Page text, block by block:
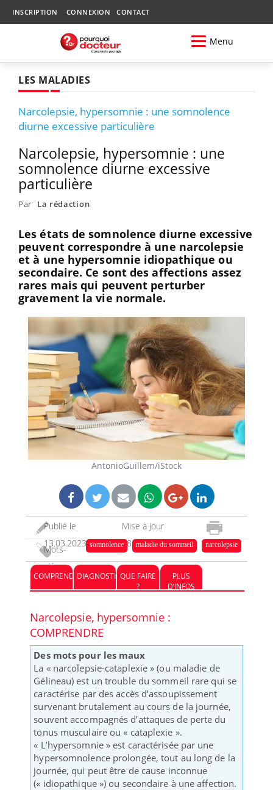
INSCRIPTION CONNEXION CONTACT
Menu
LES MALADIES
Narcolepsie, hypersomnie : une somnolence
diurne excessive particulière
Narcolepsie, hypersomnie : une
somnolence diurne excessive
particulière
Par La rédaction
Les états de somnolence diurne excessive
peuvent correspondre à une narcolepsie
et à une hypersomnie idiopathique ou
secondaire. Ce sont des affections assez
rares mais qui peuvent perturber
gravement la vie normale.
AntonioGuillem/iStock
Publié le
13.03.2023
Mise à jour
28.03.2023
Mots-
clés :
somnolence maladie du sommeil narcolepsie
COMPRENDREDIAGNOSTICQUE FAIRE
?
PLUS
D’INFOS
Narcolepsie, hypersomnie :
COMPRENDRE
Des mots pour les maux
La « narcolepsie-cataplexie » (ou maladie de
Gélineau) est un trouble du sommeil rare qui se
caractérise par des accès d’assoupissement
survenant brutalement au cours de la journée,
souvent accompagnés d’attaques de perte du
tonus musculaire ou « cataplexie ».
« L’hypersomnie » est caractérisée par une
hypersomnolence prolongée, tout au long de la
journée, qui peut être de cause inconnue
(« idiopathique ») ou secondaire à une affection.